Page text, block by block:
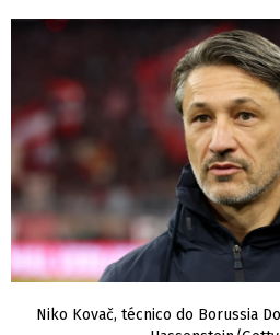
Niko Kovač, técnico do Borussia